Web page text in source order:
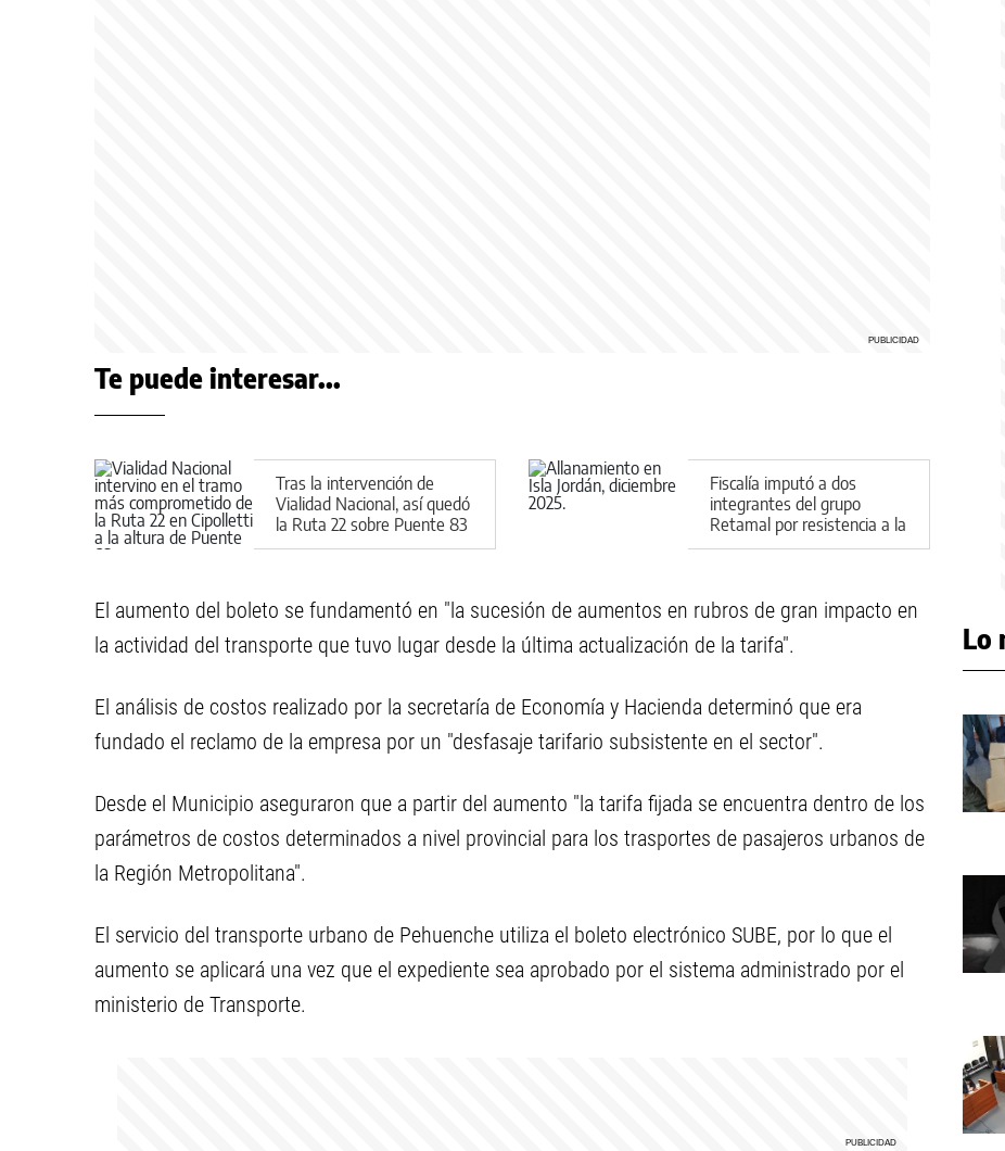
Te puede interesar...
Tras la intervención de
Vialidad Nacional, así quedó
la Ruta 22 sobre Puente 83
Fiscalía imputó a dos
integrantes del grupo
Retamal por resistencia a la
autoridad
El aumento del boleto se fundamentó en "la sucesión de aumentos en rubros de gran impacto en
la actividad del transporte que tuvo lugar desde la última actualización de la tarifa".
El análisis de costos realizado por la secretaría de Economía y Hacienda determinó que era
fundado el reclamo de la empresa por un "desfasaje tarifario subsistente en el sector".
Desde el Municipio aseguraron que a partir del aumento "la tarifa fijada se encuentra dentro de los
parámetros de costos determinados a nivel provincial para los trasportes de pasajeros urbanos de
la Región Metropolitana".
El servicio del transporte urbano de Pehuenche utiliza el boleto electrónico SUBE, por lo que el
aumento se aplicará una vez que el expediente sea aprobado por el sistema administrado por el
ministerio de Transporte.
Lo